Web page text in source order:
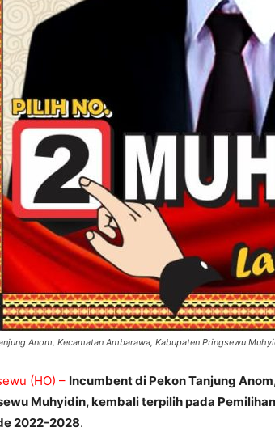
Anom, Kecamatan Ambarawa, Kabupaten Pringsewu
(HO) – Incumbent di Pekon Tanjung
Muhyidin, kembali terpilih pada
2022-2028.